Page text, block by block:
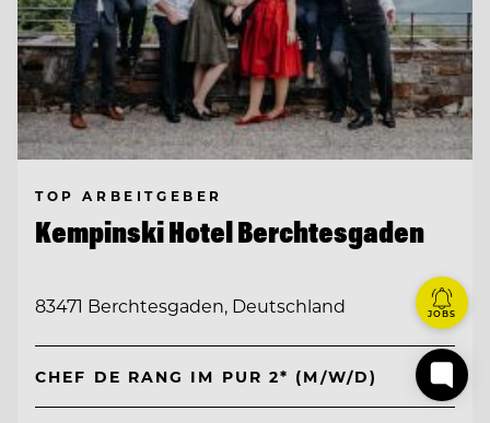
TOP ARBEITGEBER
Kempinski Hotel Berchtesgaden
83471 Berchtesgaden, Deutschland
CHEF DE RANG IM PUR 2* (M/W/D)
JOBS